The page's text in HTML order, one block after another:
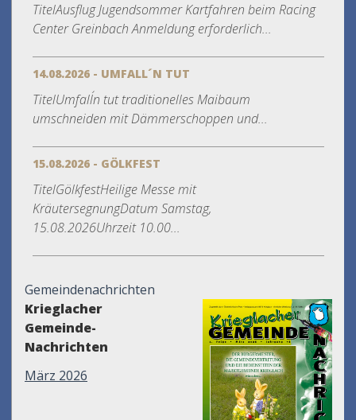
TitelAusflug Jugendsommer Kartfahren beim Racing
Center Greinbach Anmeldung erforderlich...
14.08.2026 - UMFALL´N TUT
TitelUmfall´n tut traditionelles Maibaum
umschneiden mit Dämmerschoppen und...
15.08.2026 - GÖLKFEST
TitelGölkfestHeilige Messe mit
KräutersegnungDatum Samstag,
15.08.2026Uhrzeit 10.00...
Gemeindenachrichten
Krieglacher
Gemeinde-
Nachrichten
März 2026